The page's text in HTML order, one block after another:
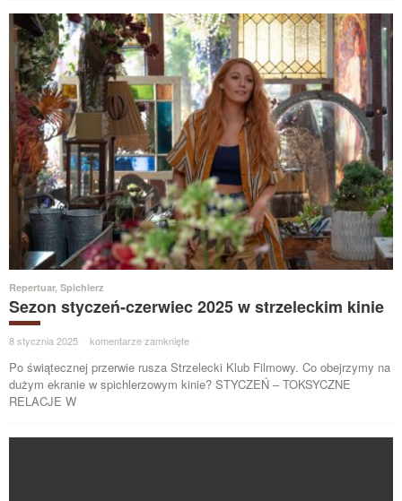
Repertuar, Spichlerz
Sezon styczeń-czerwiec 2025 w strzeleckim kinie
8 stycznia 2025 · komentarze zamknięte ·
Po świątecznej przerwie rusza Strzelecki Klub Filmowy. Co obejrzymy na
dużym ekranie w spichlerzowym kinie? STYCZEŃ – TOKSYCZNE
RELACJE W